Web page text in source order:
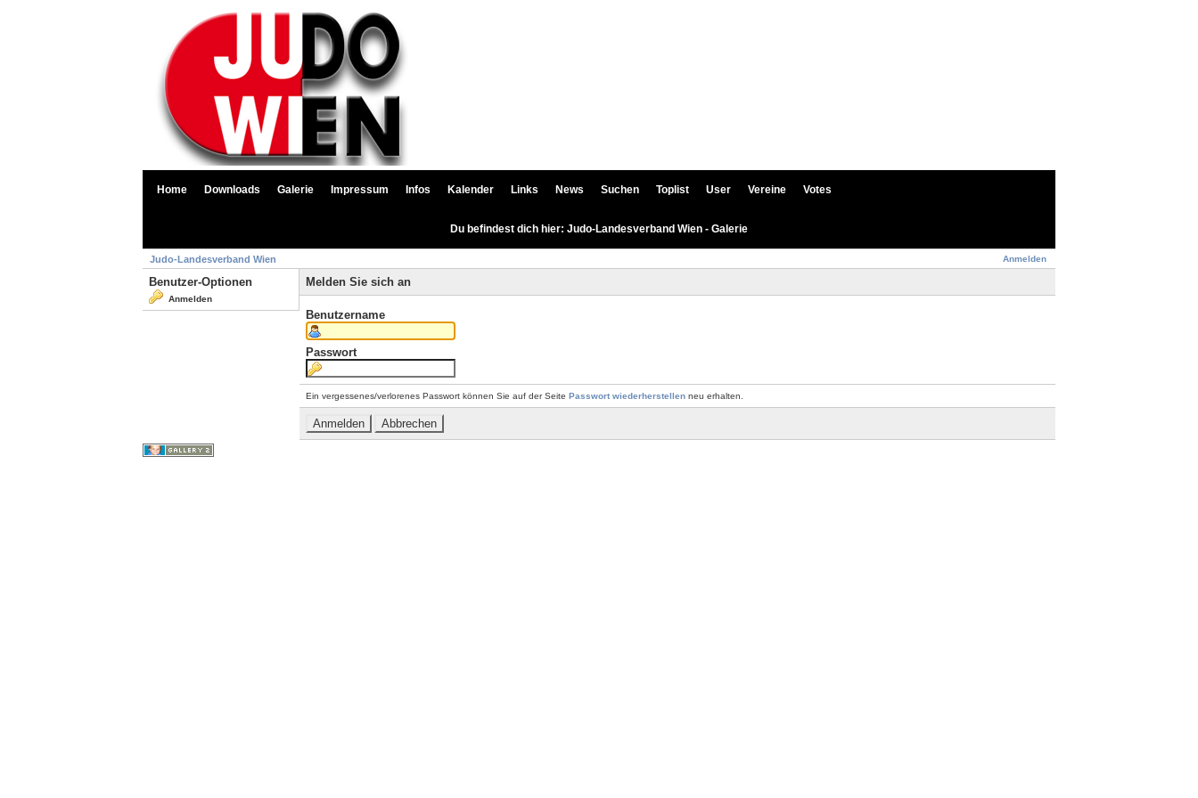
Home Downloads Galerie Impressum Infos Kalender Links News Suchen Toplist User Vereine Votes
Du befindest dich hier: Judo-Landesverband Wien - Galerie
Anmelden
Judo-Landesverband Wien
Benutzer-Optionen
Anmelden
Melden Sie sich an
Benutzername
Passwort
Ein vergessenes/verlorenes Passwort können Sie auf der Seite Passwort wiederherstellen neu erhalten.